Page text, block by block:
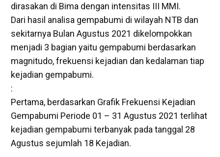
dirasakan di Bima dengan intensitas III MMI.
Dari hasil analisa gempabumi di wilayah NTB dan
sekitarnya Bulan Agustus 2021 dikelompokkan
menjadi 3 bagian yaitu gempabumi berdasarkan
magnitudo, frekuensi kejadian dan kedalaman tiap
kejadian gempabumi.
:
Pertama, berdasarkan Grafik Frekuensi Kejadian
Gempabumi Periode 01 – 31 Agustus 2021 terlihat
kejadian gempabumi terbanyak pada tanggal 28
Agustus sejumlah 18 Kejadian.